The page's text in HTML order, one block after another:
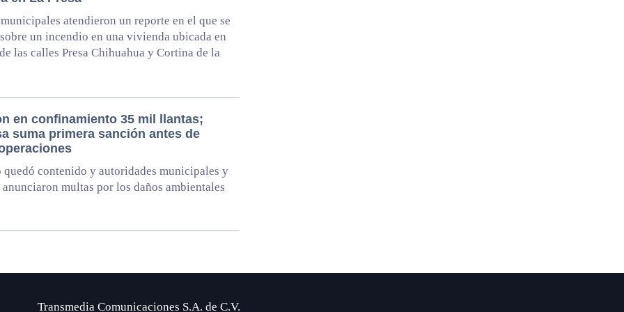
atendieron un reporte en el que se
un incendio en una vivienda ubicada en
las calles Presa Chihuahua y Cortina de la
en confinamiento 35 mil llantas;
suma primera sanción antes de
quedó contenido y autoridades municipales y
anunciaron multas por los daños ambientales
Transmedia Comunicaciones S.A. de C.V.